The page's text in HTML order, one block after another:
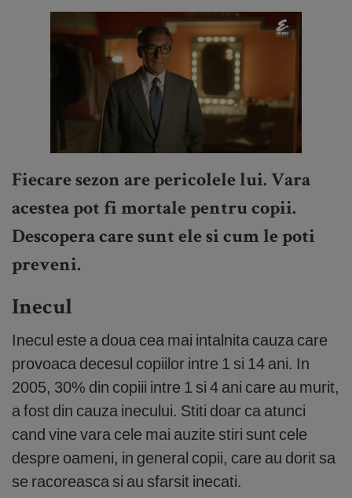
Fiecare sezon are pericolele lui. Vara
acestea pot fi mortale pentru copii.
Descopera care sunt ele si cum le poti
preveni.
Inecul
Inecul este a doua cea mai intalnita cauza care
provoaca decesul copiilor intre 1 si 14 ani. In
2005, 30% din copiii intre 1 si 4 ani care au murit,
a fost din cauza inecului. Stiti doar ca atunci
cand vine vara cele mai auzite stiri sunt cele
despre oameni, in general copii, care au dorit sa
se racoreasca si au sfarsit inecati.